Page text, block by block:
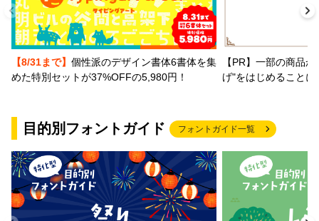
【8/31まで】 個性派のデザイン書体6書体を集
めた特別セットが37%OFFの5,980円！
【PR】一部の商品
げ"をはじめること
目的別フォントガイド フォントガイド一覧